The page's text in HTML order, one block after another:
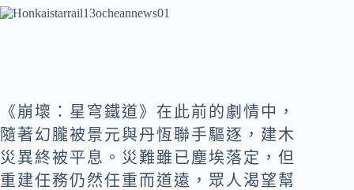
《崩壞：星穹鐵道》在此前的劇情中，
隨著幻朧被景元與丹恆聯手驅逐，建木
災異終被平息。災難雖已塵埃落定，但
重建任務仍然任重而道遠，眾人渴望幫